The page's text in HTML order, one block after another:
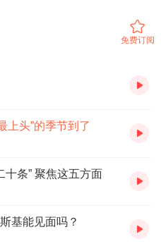
茸、红鸡油菌、大红菇等，
”
菌市场时，已有不少顾客前
，不多，只挑小骨朵儿的话
绍，刚上市的青头菌主要来
菌，目前每天进入市场的量
，价格从上周的1000多元/
。“挑牛肝菌要捏一下菌杆，
先生建议。
的野生菌大部分进入餐饮店
免费订阅
上头”的季节到了
十条” 聚焦这五方面
基能见面吗？